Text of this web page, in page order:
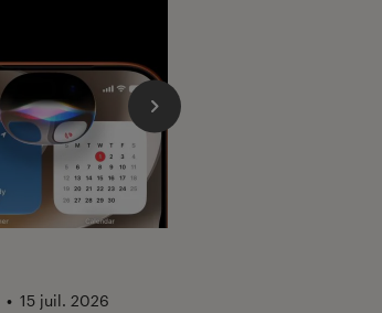
• 15 juil. 2026